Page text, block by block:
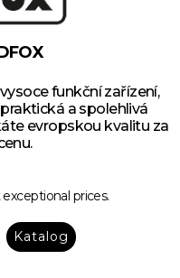
funkční zařízení,
a spolehlivá
evropskou kvalitu za
prices.
Katalog